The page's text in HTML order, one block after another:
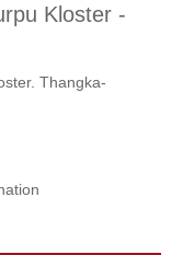
Kloster -
Thangka-